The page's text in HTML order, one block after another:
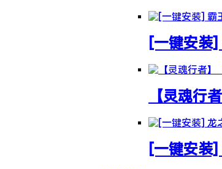
[一键安装
【灵魂行
[一键安装